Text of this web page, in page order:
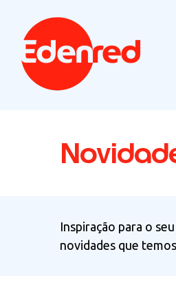
Inspiração para o
novidades que